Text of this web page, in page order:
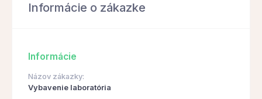
Informácie o zákazke
Informácie
Názov zákazky:
Vybavenie laboratória